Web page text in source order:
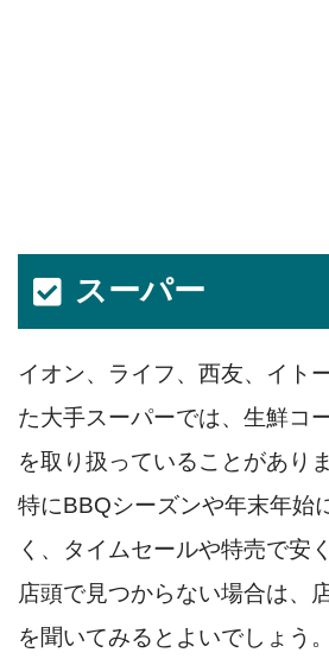
スーパー
イオン、ライフ、西友、イト
た大手スーパーでは、生鮮コ
を取り扱っていることがありま
特にBBQシーズンや年末年始
く、タイムセールや特売で安
店頭で見つからない場合は、
を聞いてみるとよいでしょう。